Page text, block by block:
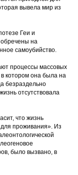
вывела мир из
Геи и
на
самоубийство.
процессы массовых
котором она была на
безраздельно
отсутствовала
что жизнь
проживания». Из
было вызвано, в